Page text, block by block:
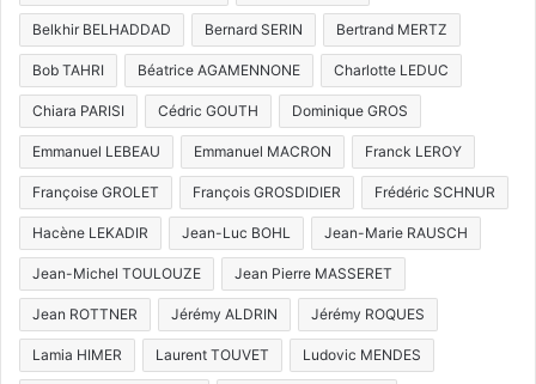
Belkhir BELHADDAD Bernard SERIN Bertrand MERTZ
Bob TAHRI Béatrice AGAMENNONE Charlotte LEDUC
Chiara PARISI Cédric GOUTH Dominique GROS
Emmanuel LEBEAU Emmanuel MACRON Franck LEROY
Françoise GROLET François GROSDIDIER Frédéric SCHNUR
Hacène LEKADIR Jean-Luc BOHL Jean-Marie RAUSCH
Jean-Michel TOULOUZE Jean Pierre MASSERET
Jean ROTTNER Jérémy ALDRIN Jérémy ROQUES
Lamia HIMER Laurent TOUVET Ludovic MENDES